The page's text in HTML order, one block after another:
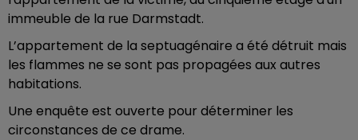
immeuble de la rue Darmstadt.
L’appartement de la septuagénaire a été détruit mais
les flammes ne se sont pas propagées aux autres
habitations.
Une enquête est ouverte pour déterminer les
circonstances de ce drame.